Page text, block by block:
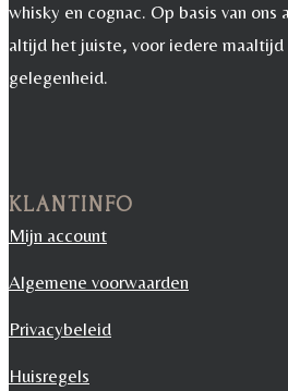
whisky en cognac. Op basis van ons
altijd het juiste, voor iedere
gelegenheid.
KLANTINFO
Mijn account
Algemene voorwaarden
Privacybeleid
Huisregels